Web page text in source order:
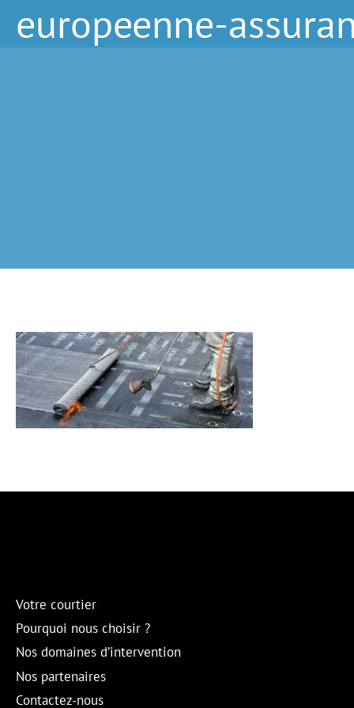
europeenne-
Votre courtier
Pourquoi nous choisir ?
Nos domaines d’intervention
Nos partenaires
Contactez-nous